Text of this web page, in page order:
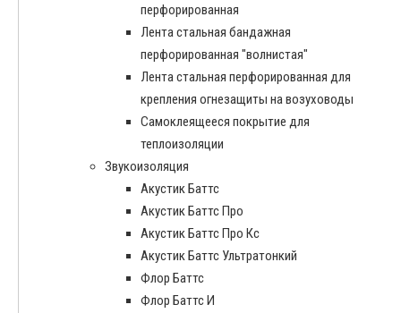
перфорированная
Лента стальная бандажная
перфорированная "волнистая"
Лента стальная перфорированная для
крепления огнезащиты на возуховоды
Самоклеящееся покрытие для
теплоизоляции
Звукоизоляция
Акустик Баттс
Акустик Баттс Про
Акустик Баттс Про Кс
Акустик Баттс Ультратонкий
Флор Баттс
Флор Баттс И